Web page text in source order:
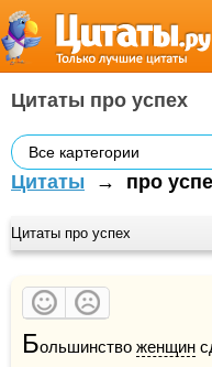
Цитаты про успех
Все картегории
Цитаты → про
Цитаты про успех
Большинство женщин